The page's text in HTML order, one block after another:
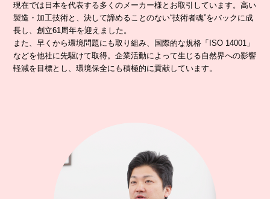
現在では日本を代表する多くのメーカー様とお取引しています。高い
製造・加工技術と、決して諦めることのない“技術者魂”をバックに成
長し、創立61周年を迎えました。
また、早くから環境問題にも取り組み、国際的な規格「ISO 14001」
などを他社に先駆けて取得。企業活動によって生じる自然界への影響
軽減を目標とし、環境保全にも積極的に貢献しています。